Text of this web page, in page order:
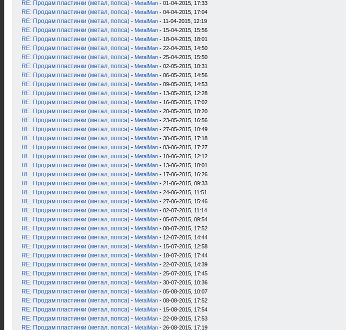
RE: Продам пластинки (метал, попса) - MetalMan - 01-04-2015, 17:33
RE: Продам пластинки (метал, попса) - MetalMan - 04-04-2015, 17:04
RE: Продам пластинки (метал, попса) - MetalMan - 11-04-2015, 12:19
RE: Продам пластинки (метал, попса) - MetalMan - 15-04-2015, 15:56
RE: Продам пластинки (метал, попса) - MetalMan - 18-04-2015, 18:01
RE: Продам пластинки (метал, попса) - MetalMan - 22-04-2015, 14:50
RE: Продам пластинки (метал, попса) - MetalMan - 25-04-2015, 15:50
RE: Продам пластинки (метал, попса) - MetalMan - 02-05-2015, 10:31
RE: Продам пластинки (метал, попса) - MetalMan - 06-05-2015, 14:56
RE: Продам пластинки (метал, попса) - MetalMan - 09-05-2015, 14:53
RE: Продам пластинки (метал, попса) - MetalMan - 13-05-2015, 12:28
RE: Продам пластинки (метал, попса) - MetalMan - 16-05-2015, 17:02
RE: Продам пластинки (метал, попса) - MetalMan - 20-05-2015, 18:20
RE: Продам пластинки (метал, попса) - MetalMan - 23-05-2015, 16:56
RE: Продам пластинки (метал, попса) - MetalMan - 27-05-2015, 10:49
RE: Продам пластинки (метал, попса) - MetalMan - 30-05-2015, 17:18
RE: Продам пластинки (метал, попса) - MetalMan - 03-06-2015, 17:27
RE: Продам пластинки (метал, попса) - MetalMan - 10-06-2015, 12:12
RE: Продам пластинки (метал, попса) - MetalMan - 13-06-2015, 18:01
RE: Продам пластинки (метал, попса) - MetalMan - 17-06-2015, 16:26
RE: Продам пластинки (метал, попса) - MetalMan - 21-06-2015, 09:33
RE: Продам пластинки (метал, попса) - MetalMan - 24-06-2015, 11:51
RE: Продам пластинки (метал, попса) - MetalMan - 27-06-2015, 15:46
RE: Продам пластинки (метал, попса) - MetalMan - 02-07-2015, 11:14
RE: Продам пластинки (метал, попса) - MetalMan - 05-07-2015, 09:54
RE: Продам пластинки (метал, попса) - MetalMan - 08-07-2015, 17:52
RE: Продам пластинки (метал, попса) - MetalMan - 12-07-2015, 14:44
RE: Продам пластинки (метал, попса) - MetalMan - 15-07-2015, 12:58
RE: Продам пластинки (метал, попса) - MetalMan - 18-07-2015, 17:44
RE: Продам пластинки (метал, попса) - MetalMan - 22-07-2015, 14:39
RE: Продам пластинки (метал, попса) - MetalMan - 25-07-2015, 17:45
RE: Продам пластинки (метал, попса) - MetalMan - 30-07-2015, 10:36
RE: Продам пластинки (метал, попса) - MetalMan - 05-08-2015, 10:07
RE: Продам пластинки (метал, попса) - MetalMan - 08-08-2015, 17:52
RE: Продам пластинки (метал, попса) - MetalMan - 15-08-2015, 17:54
RE: Продам пластинки (метал, попса) - MetalMan - 22-08-2015, 17:53
RE: Продам пластинки (метал, попса) - MetalMan - 26-08-2015, 17:19